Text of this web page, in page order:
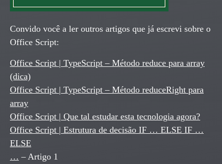
Convido você a ler outros artigos que já escrevi sobre o
Office Script:
Office Script | TypeScript – Método reduce para array
(dica)
Office Script | TypeScript – Método reduceRight para
array
Office Script | Que tal estudar esta tecnologia agora?
Office Script | Estrutura de decisão IF … ELSE IF …
ELSE
… – Artigo 1